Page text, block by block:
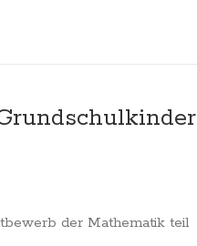
der Mathematik teil